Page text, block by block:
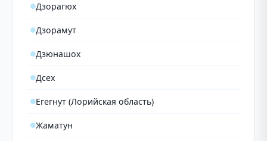
Дзорагюх
Дзорамут
Дзюнашох
Дсех
Егегнут (Лорийская область)
Жаматун